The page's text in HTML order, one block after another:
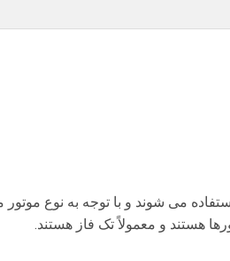
می شوند و با توجه به نوع
هستند و معمولاً تک فاز هستند.